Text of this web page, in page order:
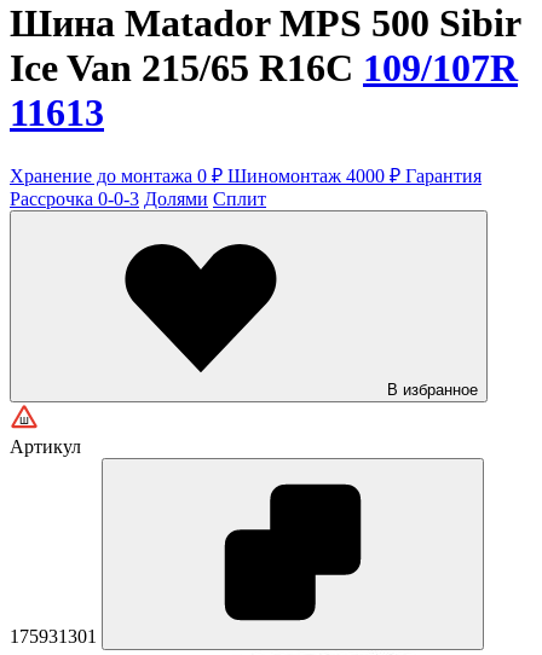
Шина Matador MPS 500 Sibir
Ice Van 215/65 R16C 109/107R
11613
Хранение до монтажа 0 ₽ Шиномонтаж 4000 ₽ Гарантия
Рассрочка 0-0-3 Долями Сплит
В избранное
Артикул
175931301